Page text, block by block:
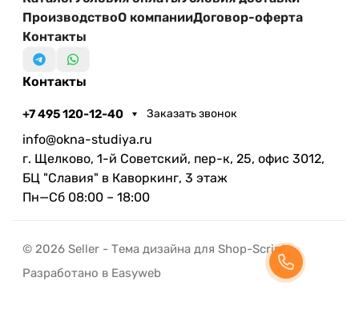
ПроизводствоО компанииДоговор-оферта
Контакты
Контакты
+7 495 120-12-40 Заказать звонок
info@okna-studiya.ru
г. Щелково, 1-й Советский, пер-к, 25, офис 3012,
БЦ "Славия" в Каворкинг, 3 этаж
Пн—Сб 08:00 – 18:00
© 2026 Seller - Тема дизайна для Shop-Script
Разработано в Easyweb